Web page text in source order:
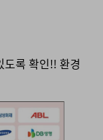
도록 확인!! 환경